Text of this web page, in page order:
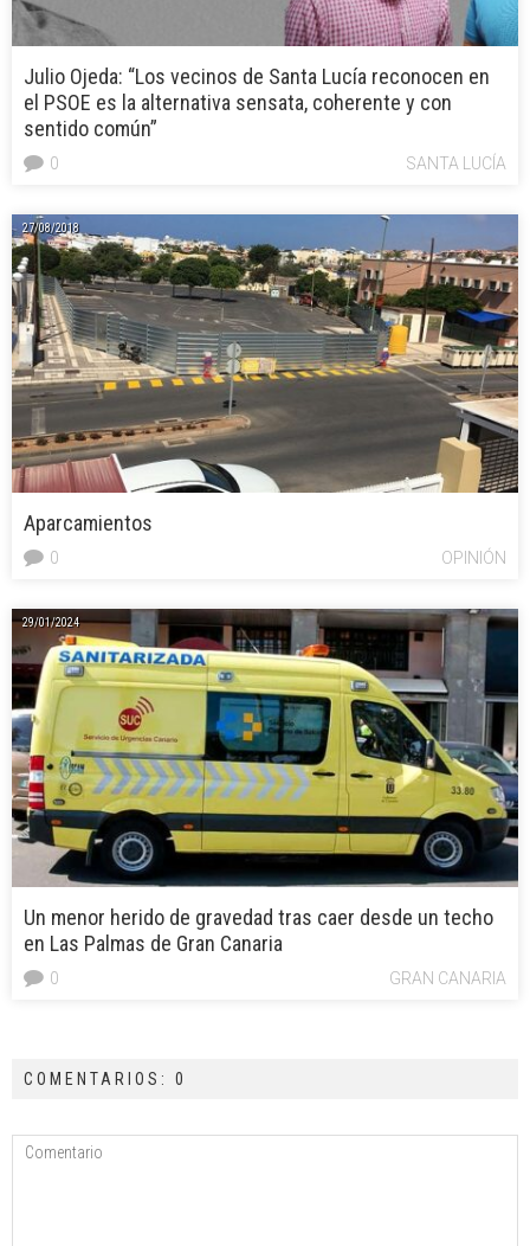
Julio Ojeda: “Los vecinos de Santa Lucía reconocen en
el PSOE es la alternativa sensata, coherente y con
sentido común”
SANTA LUCÍA
0
27/08/2018
Aparcamientos
OPINIÓN
0
29/01/2024
Un menor herido de gravedad tras caer desde un techo
en Las Palmas de Gran Canaria
GRAN CANARIA
0
COMENTARIOS: 0